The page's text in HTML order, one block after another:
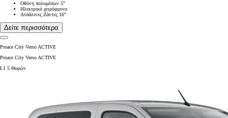
Οθόνη πολυμέσων 5"
Ηλεκτρικό χειρόφρενο
Ατσάλινες Ζάντες 16"
Δείτε περισσότερα
Proace City Verso ACTIVE
Proace City Verso ACTIVE
L1 5 Θυρών